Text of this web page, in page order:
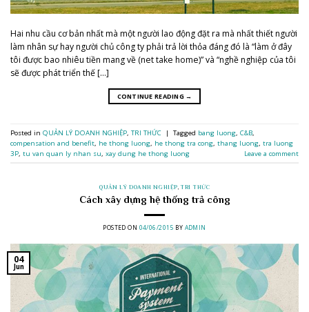
Hai nhu cầu cơ bản nhất mà một người lao động đặt ra mà nhất thiết người
làm nhân sự hay người chủ công ty phải trả lời thỏa đáng đó là “làm ở đây
tôi được bao nhiêu tiền mang về (net take home)” và “nghề nghiệp của tôi
sẽ được phát triển thế […]
CONTINUE READING →
Posted in QUẢN LÝ DOANH NGHIỆP, TRI THỨC | Tagged bang luong, C&B,
compensation and benefit, he thong luong, he thong tra cong, thang luong, tra luong
3P, tu van quan ly nhan su, xay dung he thong luong Leave a comment
QUẢN LÝ DOANH NGHIỆP, TRI THỨC
Cách xây dựng hệ thống trả công
POSTED ON 04/06/2015 BY ADMIN
04
Jun